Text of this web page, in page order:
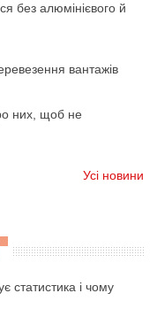
без алюмінієвого й
вантажів
них, щоб не
Усі новини
статистика і чому